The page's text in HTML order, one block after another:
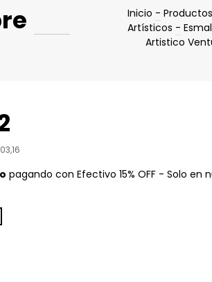
Inicio - Productos
Artísticos -
Artistico
pagando con Efectivo 15% OFF - Solo en